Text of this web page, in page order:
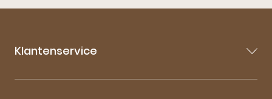
Klantenservice
Contact